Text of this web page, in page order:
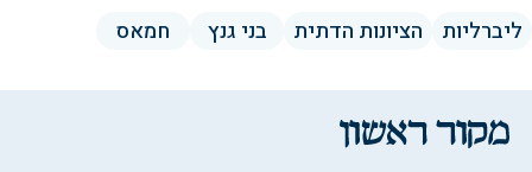
ליברליות הציונות הדתית בני גנץ חמאס